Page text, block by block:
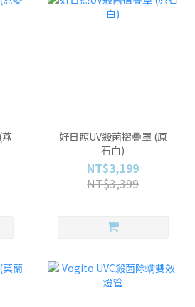
好日照UV殺菌摺疊罩 (原
石白)
NT$3,199
NT$3,399